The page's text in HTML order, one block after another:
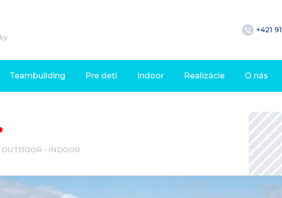
+421
Teambuilding Pre deti Indoor Realizácie O nás
OUTDOOR INDOOR